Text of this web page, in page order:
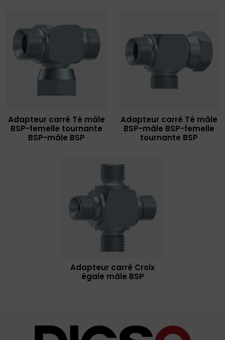
Adapteur carré Té mâle
BSP-femelle tournante
BSP-mâle BSP
Adapteur carré Té mâle
BSP-mâle BSP-femelle
tournante BSP
Adapteur carré Croix
égale mâle BSP